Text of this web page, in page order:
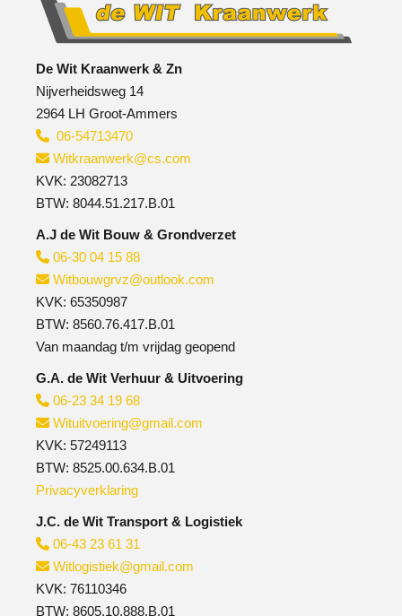
De Wit Kraanwerk & Zn
Nijverheidsweg 14
2964 LH Groot-Ammers
 06-54713470
 Witkraanwerk@cs.com
KVK: 23082713
​BTW: 8044.51.217.B.01
A.J de Wit Bouw & Grondverzet
 06-30 04 15 88
 Witbouwgrvz@outlook.com
KVK: 65350987
BTW: 8560.76.417.B.01
Van maandag t/m vrijdag geopend
G.A. de Wit Verhuur & Uitvoering
 06-23 34 19 68
 Wituitvoering@gmail.com
KVK: 57249113
BTW: 8525.00.634.B.01
Privacyverklaring
J.C. de Wit Transport & Logistiek
 06-43 23 61 31
 Witlogistiek@gmail.com
KVK: 76110346
BTW: 8605.10.888.B.01